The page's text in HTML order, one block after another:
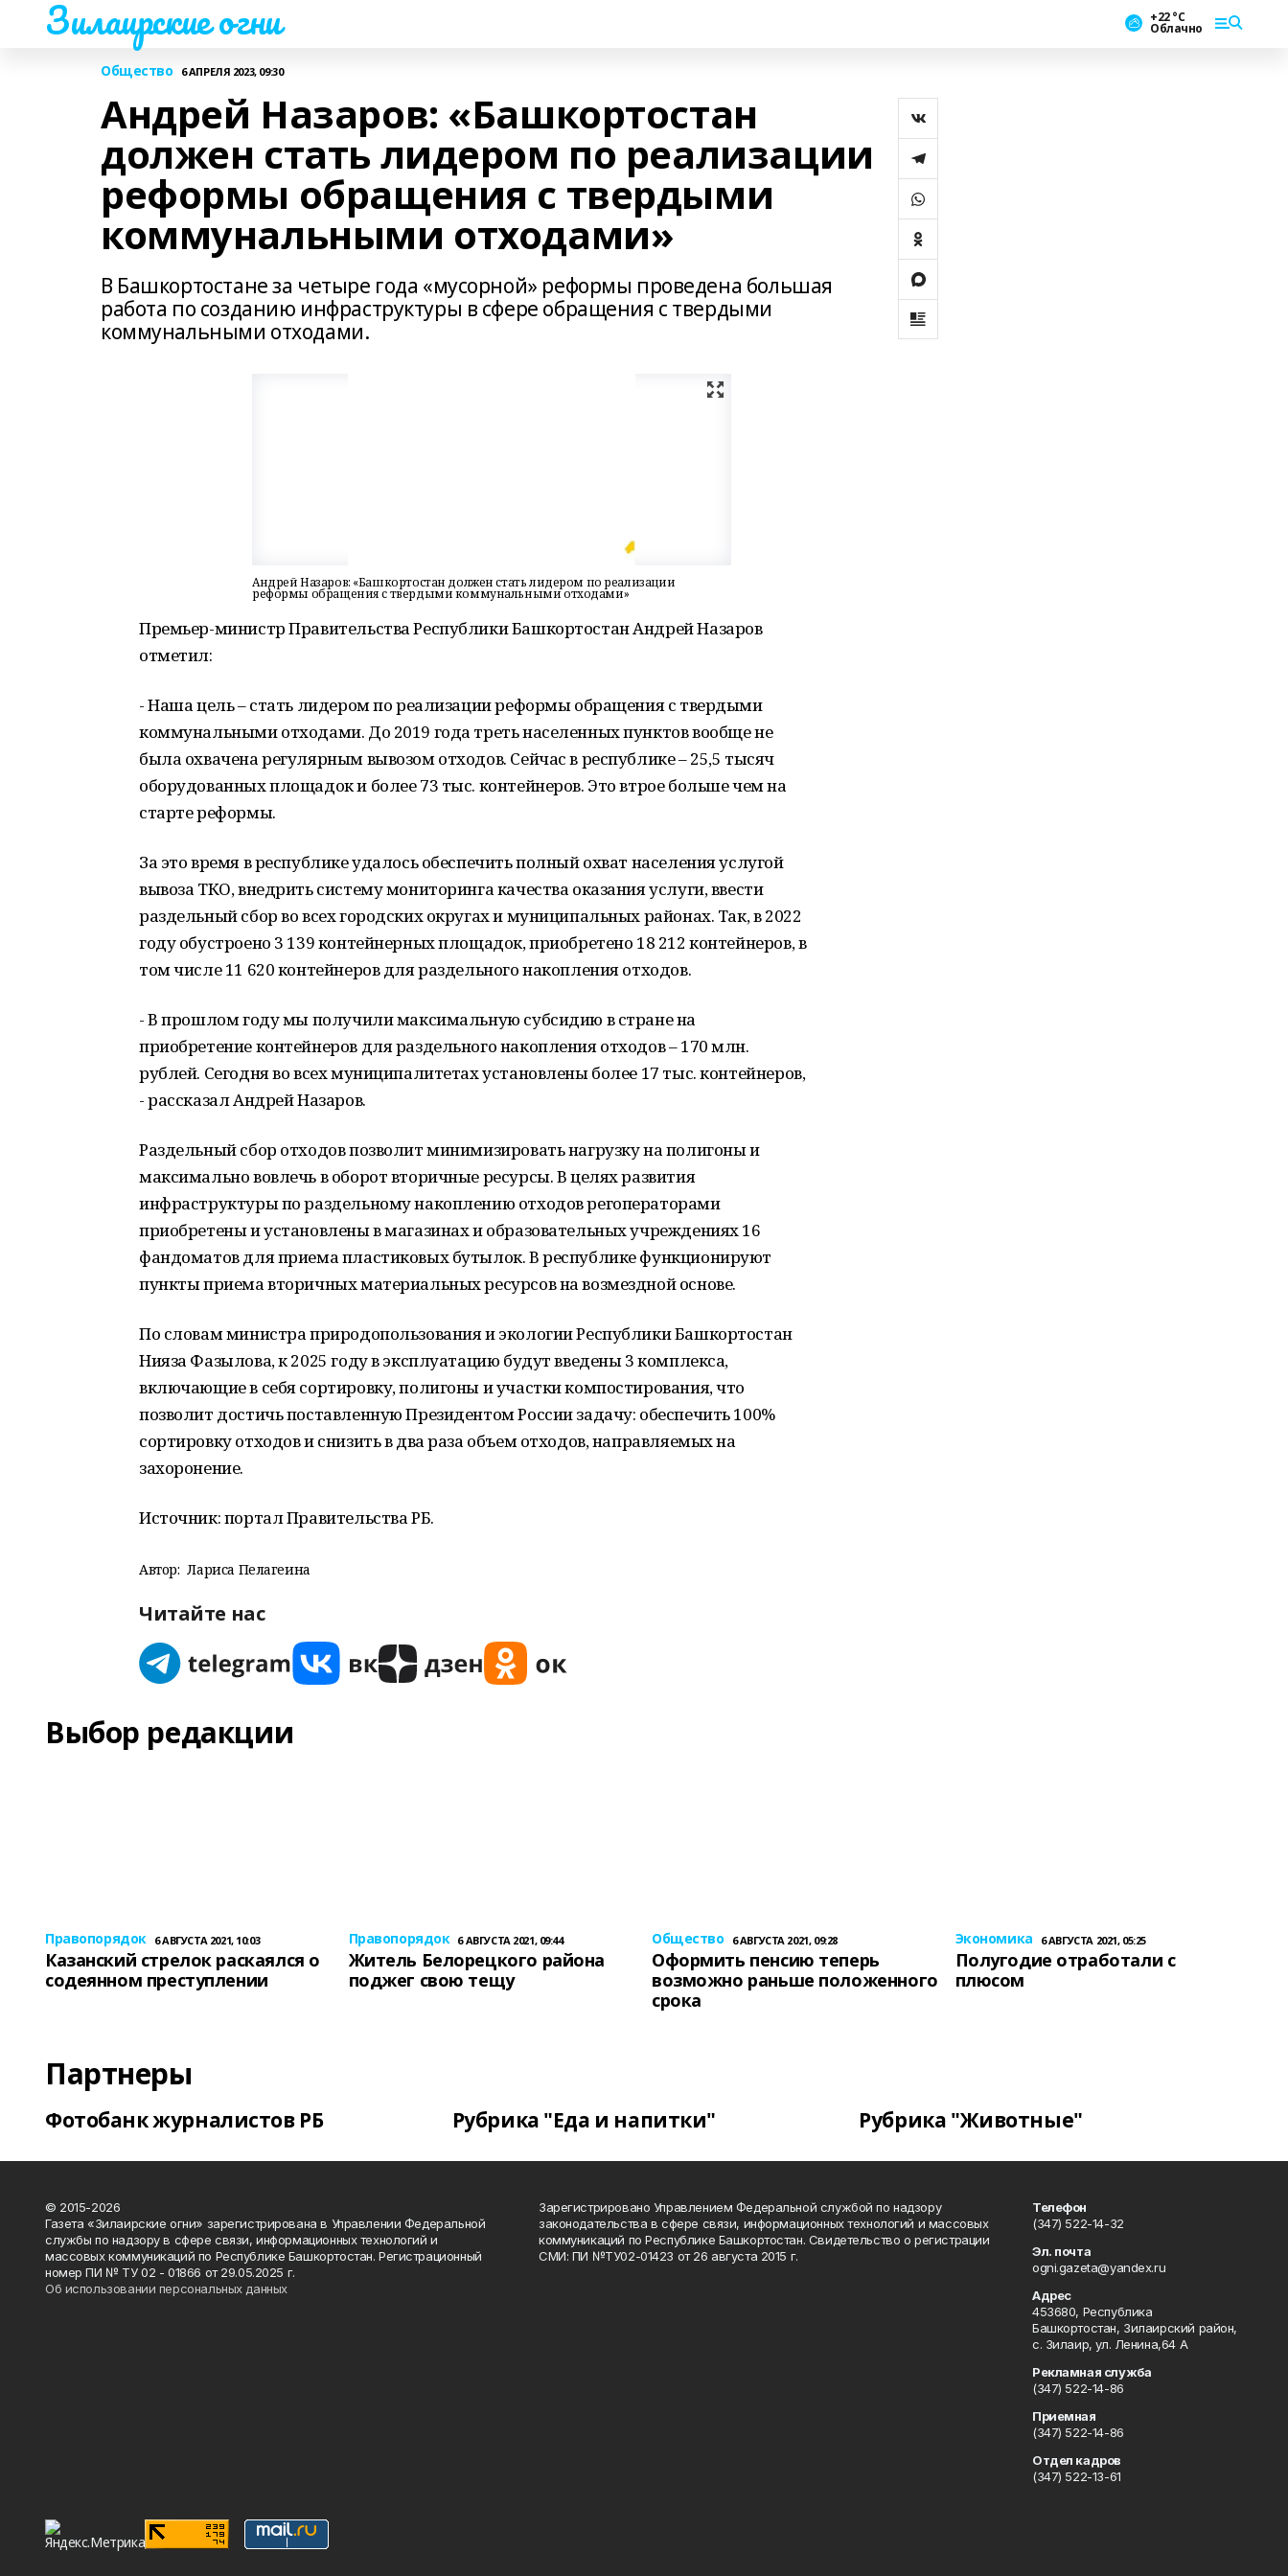
Зилаирские огни +22 °С
Облачно
Общество 6 АПРЕЛЯ 2023, 09:30
Андрей Назаров: «Башкортостан
должен стать лидером по реализации
реформы обращения с твердыми
коммунальными отходами»
В Башкортостане за четыре года «мусорной» реформы проведена большая
работа по созданию инфраструктуры в сфере обращения с твердыми
коммунальными отходами.
Андрей Назаров: «Башкортостан должен стать лидером по реализации
реформы обращения с твердыми коммунальными отходами»
Премьер-министр Правительства Республики Башкортостан Андрей Назаров
отметил:
- Наша цель – стать лидером по реализации реформы обращения с твердыми
коммунальными отходами. До 2019 года треть населенных пунктов вообще не
была охвачена регулярным вывозом отходов. Сейчас в республике – 25,5 тысяч
оборудованных площадок и более 73 тыс. контейнеров. Это втрое больше чем на
старте реформы.
За это время в республике удалось обеспечить полный охват населения услугой
вывоза ТКО, внедрить систему мониторинга качества оказания услуги, ввести
раздельный сбор во всех городских округах и муниципальных районах. Так, в 2022
году обустроено 3 139 контейнерных площадок, приобретено 18 212 контейнеров, в
том числе 11 620 контейнеров для раздельного накопления отходов.
- В прошлом году мы получили максимальную субсидию в стране на
приобретение контейнеров для раздельного накопления отходов – 170 млн.
рублей. Сегодня во всех муниципалитетах установлены более 17 тыс. контейнеров,
- рассказал Андрей Назаров.
Раздельный сбор отходов позволит минимизировать нагрузку на полигоны и
максимально вовлечь в оборот вторичные ресурсы. В целях развития
инфраструктуры по раздельному накоплению отходов регоператорами
приобретены и установлены в магазинах и образовательных учреждениях 16
фандоматов для приема пластиковых бутылок. В республике функционируют
пункты приема вторичных материальных ресурсов на возмездной основе.
По словам министра природопользования и экологии Республики Башкортостан
Нияза Фазылова, к 2025 году в эксплуатацию будут введены 3 комплекса,
включающие в себя сортировку, полигоны и участки компостирования, что
позволит достичь поставленную Президентом России задачу: обеспечить 100%
сортировку отходов и снизить в два раза объем отходов, направляемых на
захоронение.
Источник: портал Правительства РБ.
Автор: Лариса Пелагеина
Читайте нас
Выбор редакции
Правопорядок 6 АВГУСТА 2021, 10:03
Казанский стрелок раскаялся о
содеянном преступлении
Правопорядок 6 АВГУСТА 2021, 09:44
Житель Белорецкого района
поджег свою тещу
Общество 6 АВГУСТА 2021, 09:28
Оформить пенсию теперь
возможно раньше положенного
срока
Экономика 6 АВГУСТА 2021, 05:25
Полугодие отработали с
плюсом
Партнеры
Фотобанк журналистов РБ Рубрика "Еда и напитки" Рубрика "Животные"
© 2015-2026
Газета «Зилаирские огни» зарегистрирована в Управлении Федеральной
службы по надзору в сфере связи, информационных технологий и
массовых коммуникаций по Республике Башкортостан. Регистрационный
номер ПИ № ТУ 02 - 01866 от 29.05.2025 г.
Об использовании персональных данных
Зарегистрировано Управлением Федеральной службой по надзору
законодательства в сфере связи, информационных технологий и массовых
коммуникаций по Республике Башкортостан. Свидетельство о регистрации
СМИ: ПИ №ТУ02-01423 от 26 августа 2015 г.
Телефон
(347) 522-14-32
Эл. почта
ogni.gazeta@yandex.ru
Адрес
453680, Республика
Башкортостан, Зилаирский район,
с. Зилаир, ул. Ленина,64 А
Рекламная служба
(347) 522-14-86
Приемная
(347) 522-14-86
Отдел кадров
(347) 522-13-61